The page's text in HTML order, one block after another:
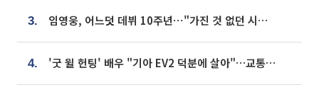
3. 임영웅, 어느덧 데뷔 10주년⋯"가진 것 없던 시절, 내 앞엔 20명의 팬뿐"
4. '굿 윌 헌팅' 배우 "기아 EV2 덕분에 살아"…교통사고 후 안전성 극찬